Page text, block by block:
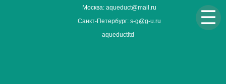
☰
Москва: aqueduct@mail.ru
Санкт-Петербург: s-g@g-u.ru
aqueductltd